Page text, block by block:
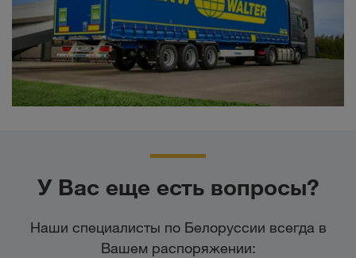
У Вас еще есть вопросы?
Наши специалисты по Белоруссии всегда в
Вашем распоряжении: